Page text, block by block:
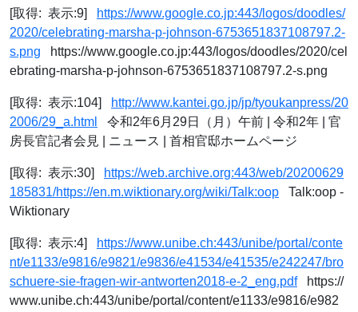
[取得: 表示:9]
https://www.google.co.jp:443/logos/doodles/
2020/celebrating-marsha-p-johnson-6753651837108797.2-
s.png https://www.google.co.jp:443/logos/doodles/2020/cel
ebrating-marsha-p-johnson-6753651837108797.2-s.png
[取得: 表示:104]
http://www.kantei.go.jp/jp/tyoukanpress/20
2006/29_a.html
令和2年6月29日（月）午前 | 令和2年 | 官
房長官記者会見 | ニュース | 首相官邸ホームページ
[取得: 表示:30]
https://web.archive.org:443/web/20200629
185831/https://en.m.wiktionary.org/wiki/Talk:oop Talk:oop -
Wiktionary
[取得: 表示:4]
https://www.unibe.ch:443/unibe/portal/conte
nt/e1133/e9816/e9821/e9836/e41534/e41535/e242247/bro
schuere-sie-fragen-wir-antworten2018-e-2_eng.pdfhttps://
www.unibe.ch:443/unibe/portal/content/e1133/e9816/e982